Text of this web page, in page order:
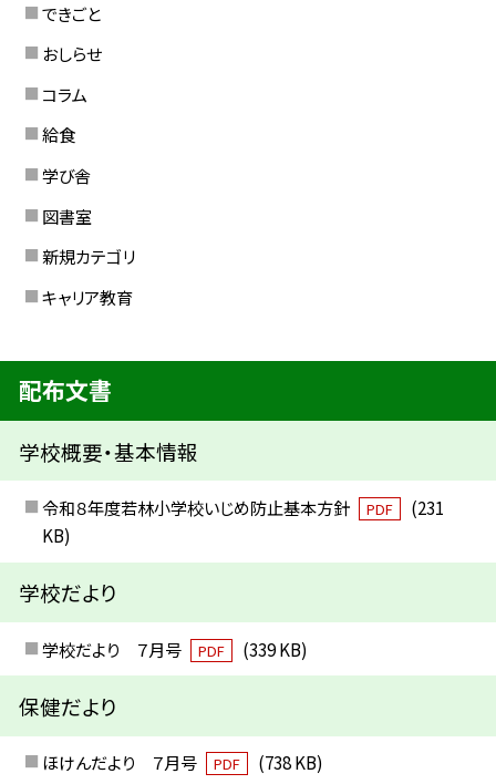
できごと
おしらせ
コラム
給食
学び舎
図書室
新規カテゴリ
キャリア教育
配布文書
学校概要・基本情報
令和８年度若林小学校いじめ防止基本方針 PDF
(231
KB)
学校だより
学校だより ７月号 PDF (339 KB)
保健だより
ほけんだより ７月号 PDF (738 KB)